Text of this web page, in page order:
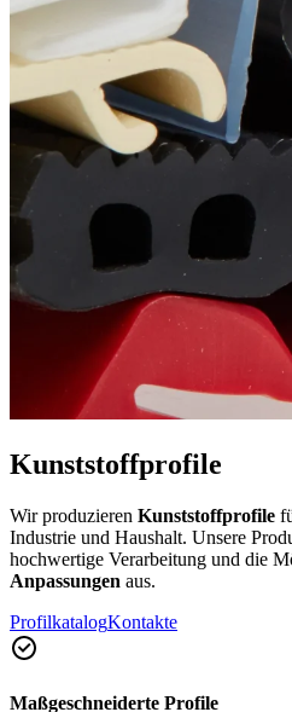
Kunststoffprofile
Wir produzieren Kunststoffprofile
Industrie und Haushalt. Unsere
hochwertige Verarbeitung und die
Anpassungen aus.
ProfilkatalogKontakte
Maßgeschneiderte Profile